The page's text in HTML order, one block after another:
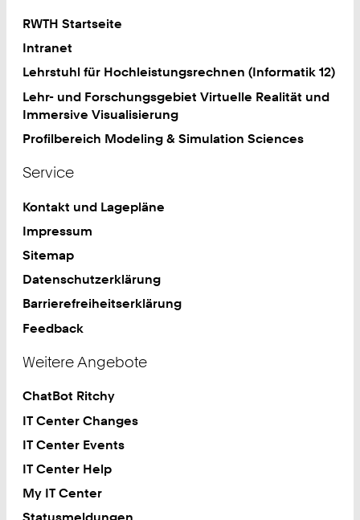
RWTH Startseite
Intranet
Lehrstuhl für Hochleistungsrechnen (Informatik 12)
Lehr- und Forschungsgebiet Virtuelle Realität und
Immersive Visualisierung
Profilbereich Modeling & Simulation Sciences
Service
Kontakt und Lagepläne
Impressum
Sitemap
Datenschutzerklärung
Barrierefreiheitserklärung
Feedback
Weitere Angebote
ChatBot Ritchy
IT Center Changes
IT Center Events
IT Center Help
My IT Center